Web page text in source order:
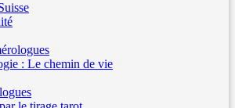
: Le chemin de vie